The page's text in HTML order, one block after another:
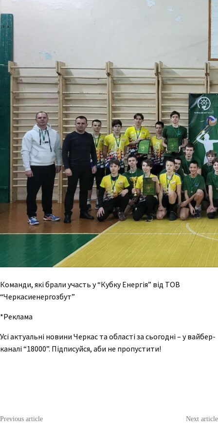
Команди, які брали участь у “Кубку Енергія” від ТОВ
“Черкасиенергозбут”
*Реклама
Усі актуальні новини Черкас та області за сьогодні – у вайбер-
каналі “18000”. Підписуйся, аби не пропустити!
Previous article Next article